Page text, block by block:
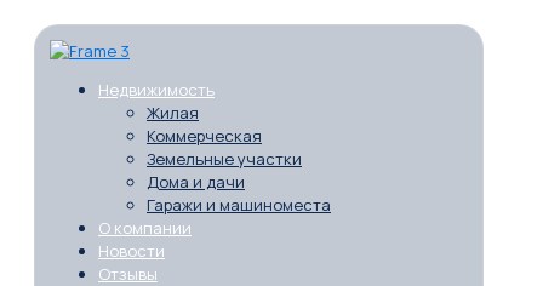
Недвижимость
Жилая
Коммерческая
Земельные участки
Дома и дачи
Гаражи и машиноместа
О компании
Новости
Отзывы